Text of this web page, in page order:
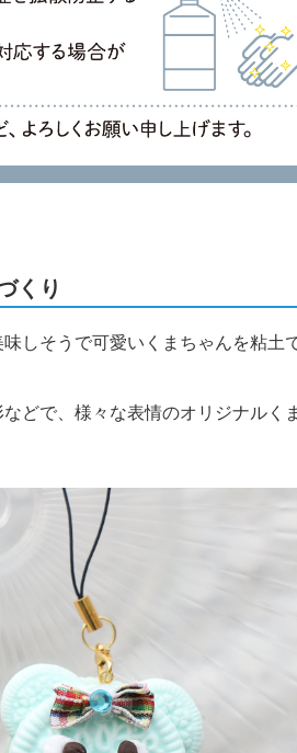
くり
しそうで可愛いくまちゃんを粘土
どで、様々な表情のオリジナルく